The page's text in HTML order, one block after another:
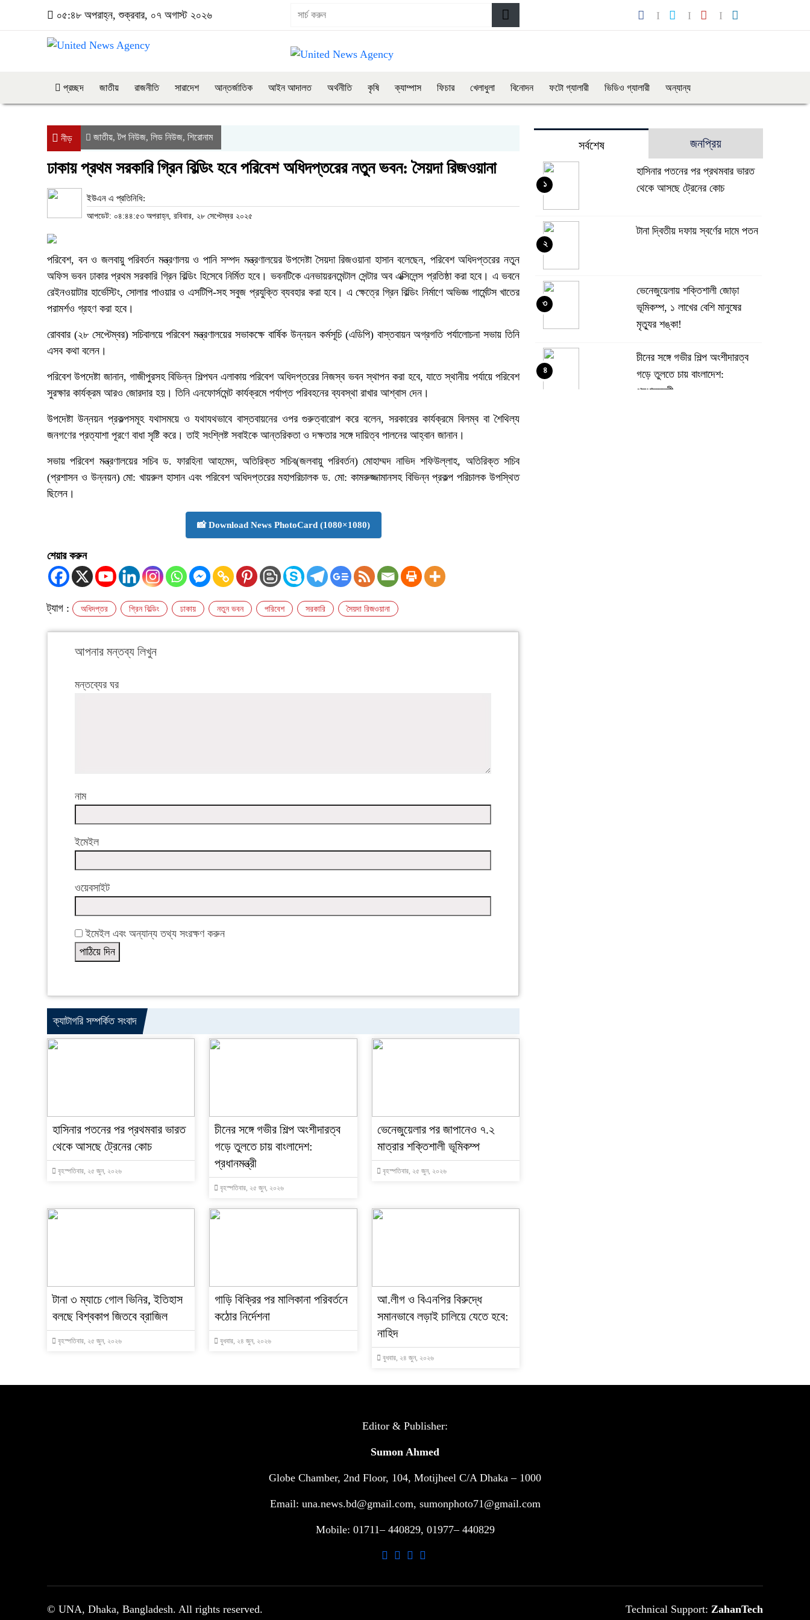
০৫:৪৮ অপরাহ্ন, শুক্রবার, ০৭ অগাস্ট ২০২৬
প্রচ্ছদ জাতীয় রাজনীতি সারাদেশ আন্তর্জাতিক আইন আদালত অর্থনীতি কৃষি ক্যাম্পাস ফিচার খেলাধুলা বিনোদন ফটো গ্যালারী ভিডিও গ্যালারী অন্যান্য
নীড় জাতীয়,টপ নিউজ, লিড নিউজ, শিরোনাম
ঢাকায় প্রথম সরকারি গ্রিন বিল্ডিং হবে পরিবেশ অধিদপ্তরের নতুন ভবন: সৈয়দা রিজওয়ানা
ইউএন এ প্রতিনিধি:
আপডেট: ০৪:৪৪:৫৩ অপরাহ্ন, রবিবার, ২৮ সেপ্টেম্বর ২০২৫
পরিবেশ, বন ও জলবায়ু পরিবর্তন মন্ত্রণালয় ও পানি সম্পদ মন্ত্রণালয়ের উপদেষ্টা সৈয়দা রিজওয়ানা হাসান বলেছেন, পরিবেশ অধিদপ্তরের নতুন
অফিস ভবন ঢাকার প্রথম সরকারি গ্রিন বিল্ডিং হিসেবে নির্মিত হবে। ভবনটিকে এনভায়রনমেন্টাল সেন্টার অব এক্সিলেন্স প্রতিষ্ঠা করা হবে। এ ভবনে
রেইনওয়াটার হার্ভেস্টিং, সোলার পাওয়ার ও এসটিপি-সহ সবুজ প্রযুক্তি ব্যবহার করা হবে। এ ক্ষেত্রে গ্রিন বিল্ডিং নির্মাণে অভিজ্ঞ গার্মেন্টস খাতের
পরামর্শও গ্রহণ করা হবে।
রোববার (২৮ সেপ্টেম্বর) সচিবালয়ে পরিবেশ মন্ত্রণালয়ের সভাকক্ষে বার্ষিক উন্নয়ন কর্মসূচি (এডিপি) বাস্তবায়ন অগ্রগতি পর্যালোচনা সভায় তিনি
এসব কথা বলেন।
পরিবেশ উপদেষ্টা জানান, গাজীপুরসহ বিভিন্ন শিল্পঘন এলাকায় পরিবেশ অধিদপ্তরের নিজস্ব ভবন স্থাপন করা হবে, যাতে স্থানীয় পর্যায়ে পরিবেশ
সুরক্ষার কার্যক্রম আরও জোরদার হয়। তিনি এনফোর্সমেন্ট কার্যক্রমে পর্যাপ্ত পরিবহনের ব্যবস্থা রাখার আশ্বাস দেন।
উপদেষ্টা উন্নয়ন প্রকল্পসমূহ যথাসময়ে ও যথাযথভাবে বাস্তবায়নের ওপর গুরুত্বারোপ করে বলেন, সরকারের কার্যক্রমে বিলম্ব বা শৈথিল্য
জনগণের প্রত্যাশা পূরণে বাধা সৃষ্টি করে। তাই সংশ্লিষ্ট সবাইকে আন্তরিকতা ও দক্ষতার সঙ্গে দায়িত্ব পালনের আহ্বান জানান।
সভায় পরিবেশ মন্ত্রণালয়ের সচিব ড. ফারহিনা আহমেদ, অতিরিক্ত সচিব(জলবায়ু পরিবর্তন) মোহাম্মদ নাভিদ শফিউল্লাহ, অতিরিক্ত সচিব
(প্রশাসন ও উন্নয়ন) মো: খায়রুল হাসান এবং পরিবেশ অধিদপ্তরের মহাপরিচালক ড. মো: কামরুজ্জামানসহ বিভিন্ন প্রকল্প পরিচালক উপস্থিত
ছিলেন।
📸 Download News PhotoCard (1080×1080)
শেয়ার করুন
ট্যাগ : অধিদপ্তর গ্রিন বিল্ডিং ঢাকায় নতুন ভবন পরিবেশ সরকারি সৈয়দা রিজওয়ানা
আপনার মন্তব্য লিখুন
মন্তব্যের ঘর
নাম
ইমেইল
ওয়েবসাইট
ইমেইল এবং অন্যান্য তথ্য সংরক্ষণ করুন
ক্যাটাগরি সম্পর্কিত সংবাদ
হাসিনার পতনের পর প্রথমবার ভারত
থেকে আসছে ট্রেনের কোচ
বৃহস্পতিবার, ২৫ জুন, ২০২৬
চীনের সঙ্গে গভীর শিল্প অংশীদারত্ব
গড়ে তুলতে চায় বাংলাদেশ:
প্রধানমন্ত্রী
বৃহস্পতিবার, ২৫ জুন, ২০২৬
ভেনেজুয়েলার পর জাপানেও ৭.২
মাত্রার শক্তিশালী ভূমিকম্প
বৃহস্পতিবার, ২৫ জুন, ২০২৬
টানা ৩ ম্যাচে গোল ভিনির, ইতিহাস
বলছে বিশ্বকাপ জিতবে ব্রাজিল
বৃহস্পতিবার, ২৫ জুন, ২০২৬
গাড়ি বিক্রির পর মালিকানা পরিবর্তনে
কঠোর নির্দেশনা
বুধবার, ২৪ জুন, ২০২৬
আ.লীগ ও বিএনপির বিরুদ্ধে
সমানভাবে লড়াই চালিয়ে যেতে হবে:
নাহিদ
বুধবার, ২৪ জুন, ২০২৬
সর্বশেষ জনপ্রিয়
হাসিনার পতনের পর প্রথমবার ভারত
থেকে আসছে ট্রেনের কোচ
১
টানা দ্বিতীয় দফায় স্বর্ণের দামে পতন
২
ভেনেজুয়েলায় শক্তিশালী জোড়া
ভূমিকম্প, ১ লাখের বেশি মানুষের
মৃত্যুর শঙ্কা!
৩
চীনের সঙ্গে গভীর শিল্প অংশীদারত্ব
গড়ে তুলতে চায় বাংলাদেশ:
প্রধানমন্ত্রী
৪
Editor & Publisher:
Sumon Ahmed
Globe Chamber, 2nd Floor, 104, Motijheel C/A Dhaka – 1000
Email: una.news.bd@gmail.com, sumonphoto71@gmail.com
Mobile: 01711– 440829, 01977– 440829
© UNA, Dhaka, Bangladesh. All rights reserved. Technical Support: ZahanTech